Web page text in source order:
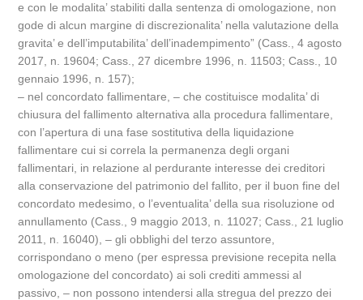
e con le modalita’ stabiliti dalla sentenza di omologazione, non
gode di alcun margine di discrezionalita’ nella valutazione della
gravita’ e dell’imputabilita’ dell’inadempimento” (Cass., 4 agosto
2017, n. 19604; Cass., 27 dicembre 1996, n. 11503; Cass., 10
gennaio 1996, n. 157);
– nel concordato fallimentare, – che costituisce modalita’ di
chiusura del fallimento alternativa alla procedura fallimentare,
con l’apertura di una fase sostitutiva della liquidazione
fallimentare cui si correla la permanenza degli organi
fallimentari, in relazione al perdurante interesse dei creditori
alla conservazione del patrimonio del fallito, per il buon fine del
concordato medesimo, o l’eventualita’ della sua risoluzione od
annullamento (Cass., 9 maggio 2013, n. 11027; Cass., 21 luglio
2011, n. 16040), – gli obblighi del terzo assuntore,
corrispondano o meno (per espressa previsione recepita nella
omologazione del concordato) ai soli crediti ammessi al
passivo, – non possono intendersi alla stregua del prezzo dei